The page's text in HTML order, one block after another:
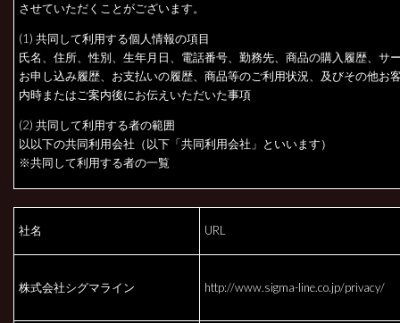
させていただくことがございます。
(1) 共同して利用する個人情報の項目
氏名、住所、性別、生年月日、電話番号、勤務先、商品の購入履歴、サ
お申し込み履歴、お支払いの履歴、商品等のご利用状況、及びその他お
内時またはご案内後にお伝えいただいた事項
(2) 共同して利用する者の範囲
以以下の共同利用会社（以下「共同利用会社」といいます）
※共同して利用する者の一覧
社名 URL
株式会社シグマライン http://www.sigma-line.co.jp/privacy/